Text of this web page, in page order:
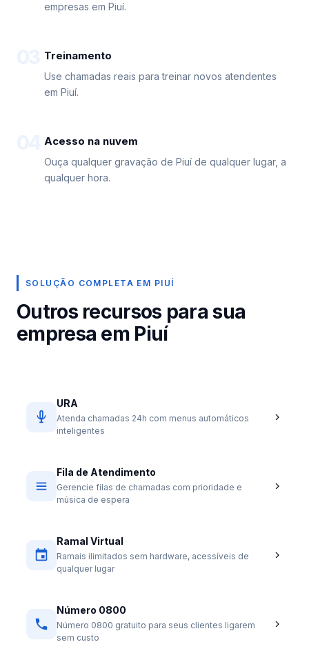
empresas em Piuí.
Treinamento
Use chamadas reais para treinar novos atendentes
em Piuí.
Acesso na nuvem
Ouça qualquer gravação de Piuí de qualquer lugar, a
qualquer hora.
SOLUÇÃO COMPLETA EM PIUÍ
Outros recursos para sua
empresa em Piuí
URA
Atenda chamadas 24h com menus automáticos
inteligentes
Fila de Atendimento
Gerencie filas de chamadas com prioridade e
música de espera
Ramal Virtual
Ramais ilimitados sem hardware, acessíveis de
qualquer lugar
Número 0800
Número 0800 gratuito para seus clientes ligarem
sem custo